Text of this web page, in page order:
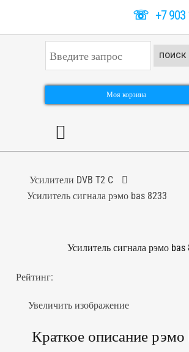
☏+7 903
к
а
ь
ПОИСК
Моя корзина
Усилители DVB T2 C
Усилитель сигнала рэмо bas 8233
Усилитель сигнала рэмо bas
Рейтинг:
Увеличить изображение
Краткое описание рэмо